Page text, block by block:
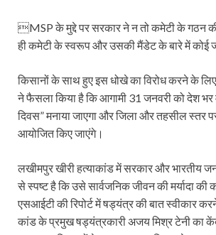
MSP के मुद्दे पर सरकार ने न तो कमेटी के गठन
ही कमेटी के स्वरूप और उसकी मैंडेट के बारे में कोई
किसानों के साथ हुए इस धोखे का विरोध करने के
ने फैसला किया है कि आगामी 31 जनवरी को देश भर
दिवस” मनाया जाएगा और जिला और तहसील स्तर
आयोजित किए जाएंगे।
लखीमपुर खीरी हत्याकांड में सरकार और भारतीय
से स्पष्ट है कि उसे सार्वजनिक जीवन की मर्यादा की
एसआईटी की रिपोर्ट में षड्यंत्र की बात स्वीकार
कांड के प्रमुख षड्यंत्रकारी अजय मिश्र टेनी का